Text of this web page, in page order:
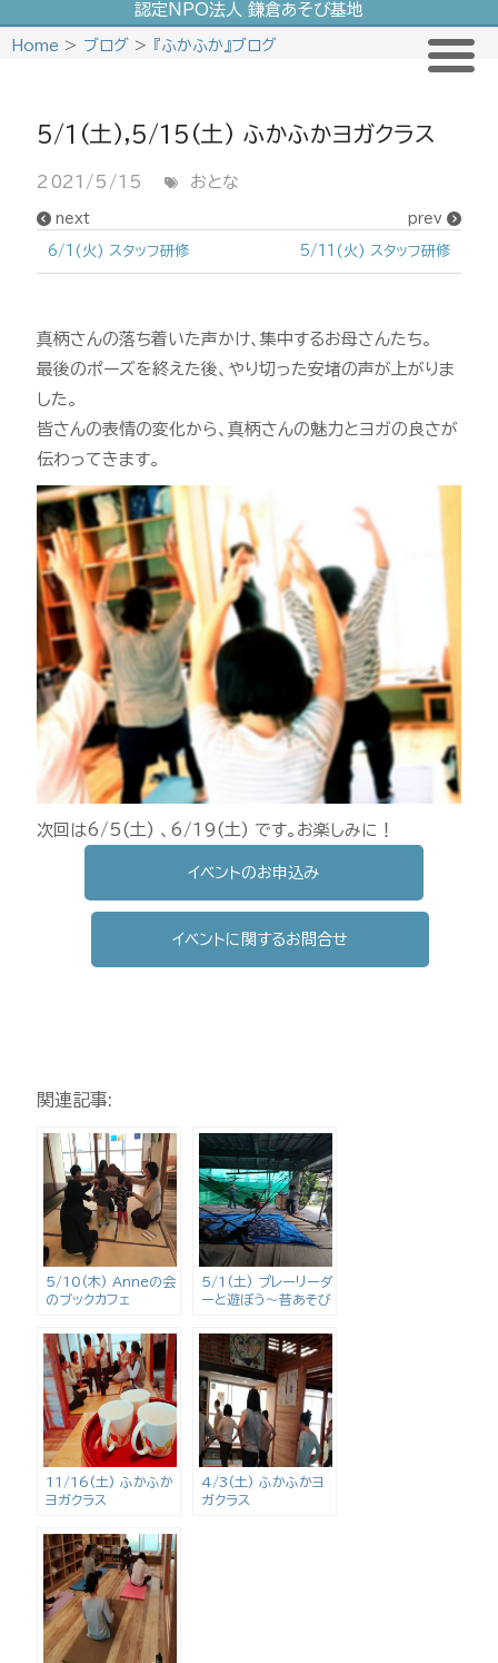
SkipHome > ブログ > 『ふかふか』ブログ
5/1(土),5/15(土) ふかふかヨガクラス
2021/5/15 おとな
prev
5/11(火) スタッフ研修
next
6/1(火) スタッフ研修
真柄さんの落ち着いた声かけ、集中するお母さんたち。
最後のポーズを終えた後、やり切った安堵の声が上がりま
した。
皆さんの表情の変化から、真柄さんの魅力とヨガの良さが
伝わってきます。
次回は6/5(土) 、6/19(土) です。お楽しみに！
イベントのお申込み
イベントに関するお問合せ
関連記事:
5/10(木) Anneの会
のブックカフェ
5/1(土) プレーリーダ
ーと遊ぼう〜昔あそび
11/16(土) ふかふか
ヨガクラス
4/3(土) ふかふかヨ
ガクラス
認定NPO法人 鎌倉あそび基地